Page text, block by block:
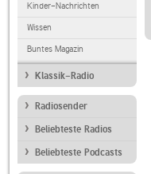
Kinder-Nachrichten
Wissen
Buntes Magazin
Klassik-Radio
Radiosender
Beliebteste Radios
Beliebteste Podcasts